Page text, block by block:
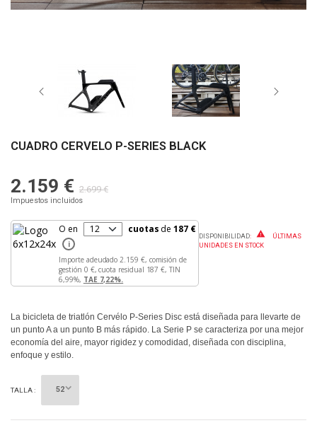
CUADRO CERVELO P-SERIES BLACK
2.159 € 2.699 €
Impuestos incluidos
O en cuotas de187 €
i
Importe adeudado2.159 €, comisión de
gestión 0 €, cuota residual 187 €, TIN
6,99%, TAE 7,22%.
DISPONIBILIDAD: 
ÚLTIMAS
UNIDADES EN STOCK
La bicicleta de triatlón Cervélo P-Series Disc está diseñada para llevarte de
un punto A a un punto B más rápido. La Serie P se caracteriza por una mejor
economía del aire, mayor rigidez y comodidad, diseñada con disciplina,
enfoque y estilo.
TALLA :